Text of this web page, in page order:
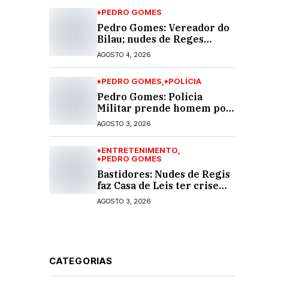
♦PEDRO GOMES
Pedro Gomes: Vereador do
Bilau; nudes de Reges
circula na Assembleia
Legislativa de MS e
AGOSTO 4, 2026
♦PEDRO GOMES ♦POLÍCIA
Pedro Gomes: Polícia
Militar prende homem por
violência doméstica; dois
socos na cara dela
AGOSTO 3, 2026
♦ENTRETENIMENTO
♦PEDRO GOMES
Bastidores: Nudes de Regis
faz Casa de Leis ter crise
moral e ética. Respinga em
todos os vereadores e
AGOSTO 3, 2026
CATEGORIAS